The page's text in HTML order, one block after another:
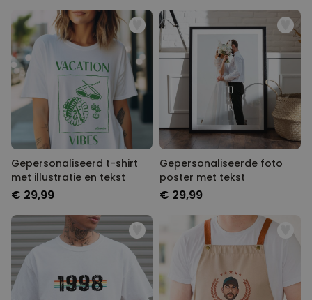
Gepersonaliseerd t-shirt
met illustratie en tekst
€ 29,99
Gepersonaliseerde foto
poster met tekst
€ 29,99